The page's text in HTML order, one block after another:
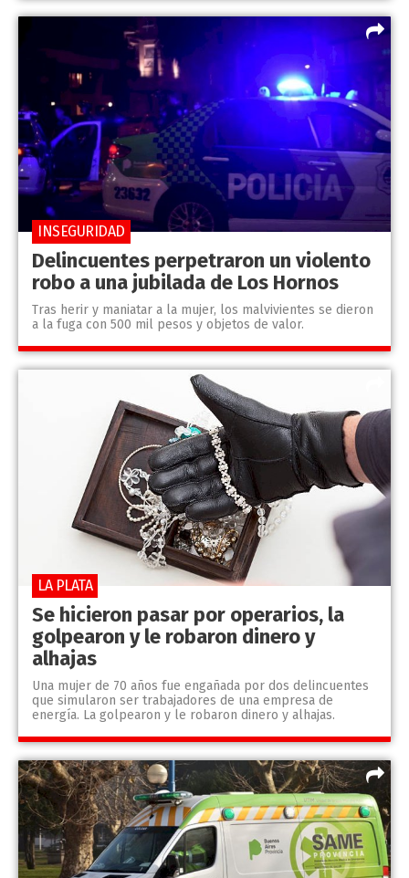
Delincuentes perpetraron un violento
robo a una jubilada de Los Hornos
Tras herir y maniatar a la mujer, los malvivientes se dieron
a la fuga con 500 mil pesos y objetos de valor.
INSEGURIDAD
Se hicieron pasar por operarios, la
golpearon y le robaron dinero y
alhajas
Una mujer de 70 años fue engañada por dos delincuentes
que simularon ser trabajadores de una empresa de
energía. La golpearon y le robaron dinero y alhajas.
LA PLATA